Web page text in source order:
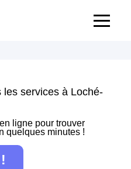
les services à Loché-
ligne pour trouver
quelques minutes !